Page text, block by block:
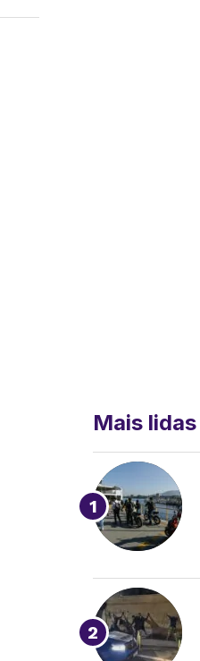
Mais lidas